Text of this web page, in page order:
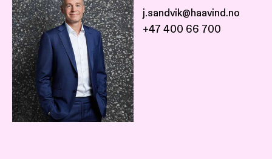
j.sandvik@haavind.no
+47 400 66 700